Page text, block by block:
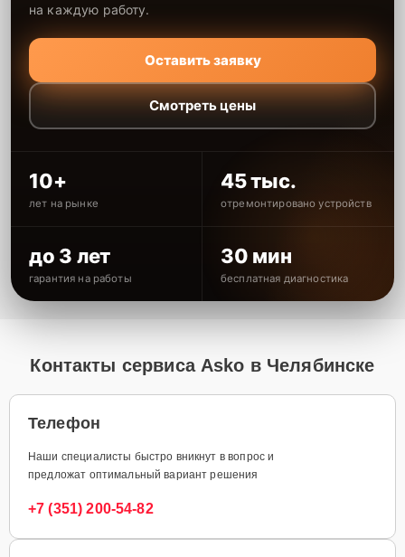
на каждую работу.
Оставить заявку
Смотреть цены
10+
лет на рынке
45 тыс.
отремонтировано устройств
до 3 лет
гарантия на работы
30 мин
бесплатная диагностика
Контакты сервиса Asko в Челябинске
Телефон
Наши специалисты быстро вникнут в вопрос и
предложат оптимальный вариант решения
+7 (351) 200-54-82